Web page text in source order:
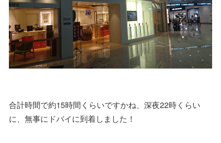
合計時間で約15時間くらいですかね、深夜22時くらい
に、無事にドバイに到着しました！